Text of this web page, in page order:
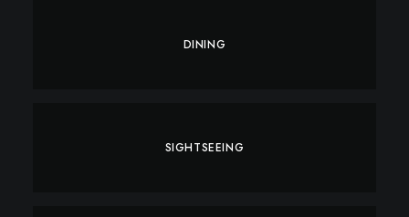
DINING
SIGHTSEEING